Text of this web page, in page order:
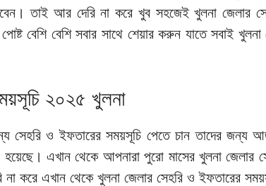
তাই আর দেরি না করে খুব সহজেই খুলনা জেলার
বেশি বেশি সবার সাথে শেয়ার করুন যাতে সবাই খুলনা
২০২৫ খুলনা
সেহরি ও ইফতারের সময়সূচি পেতে চান তাদের
হয়েছে। এখান থেকে আপনারা পুরো মাসের খুলনা জেলার
করে এখান থেকে খুলনা জেলার সেহরি ও ইফতারের